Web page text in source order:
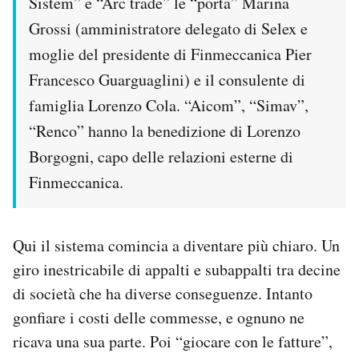
Grossi (amministratore delegato di Selex e
moglie del presidente di Finmeccanica Pier
Francesco Guarguaglini) e il consulente di
famiglia Lorenzo Cola. “Aicom”, “Simav”,
“Renco” hanno la benedizione di Lorenzo
Borgogni, capo delle relazioni esterne di
Finmeccanica.
Qui il sistema comincia a diventare più chiaro. Un
giro inestricabile di appalti e subappalti tra decine
di società che ha diverse conseguenze. Intanto
gonfiare i costi delle commesse, e ognuno ne
ricava una sua parte. Poi “giocare con le fatture”,